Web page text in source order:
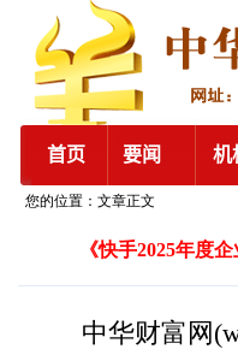
您的位置：文章正文
《快手2025年度
中华财富网